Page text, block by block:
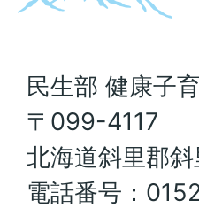
民生部 健康子
〒099-4117
北海道斜里郡
電話番号：